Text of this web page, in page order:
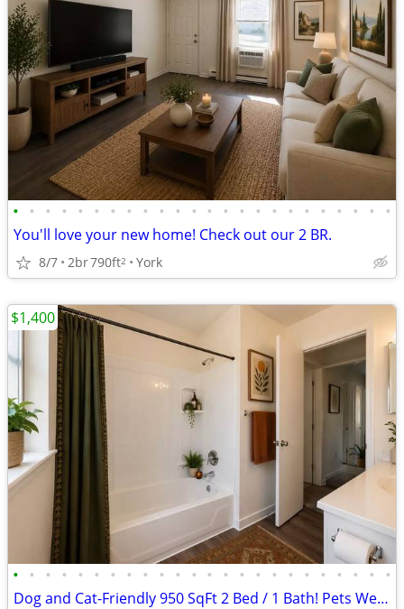
• • • • • • • • • • • • • • • • • • • • • • • •
You'll love your new home! Check out our 2 BR.
8/7 2br790ft2 York
• • • • • • • • • • • • • • • • • • • • • • • •
Dog and Cat-Friendly 950 SqFt 2 Bed / 1 Bath! Pets Welcome Here!
$1,400